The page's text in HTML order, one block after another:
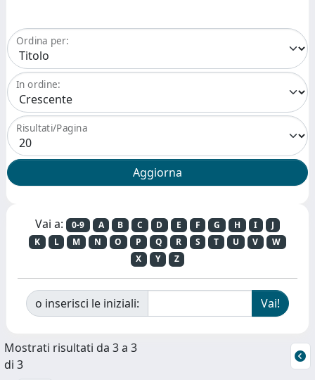
Ordina per:
In ordine:
Risultati/Pagina
Vai a: 0-9 A B C D E F G H I
J
K
L M N O P Q R S T U V
W
X
Y Z
o inserisci le iniziali:
Mostrati risultati da 3 a 3
di 3